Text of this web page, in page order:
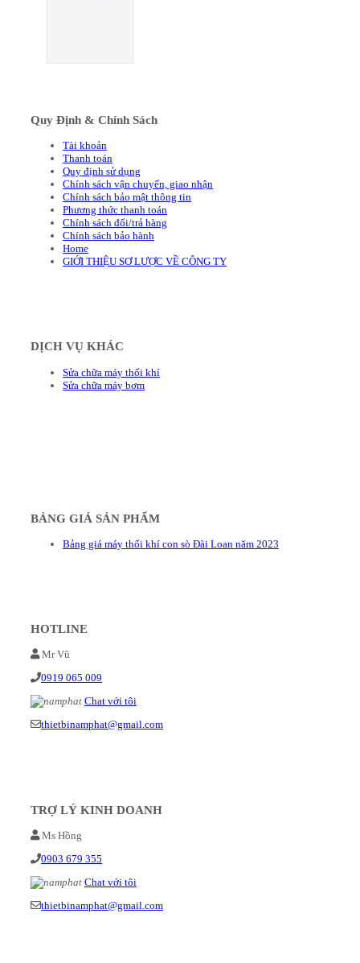
Quy Định & Chính Sách
Tài khoản
Thanh toán
Quy định sử dụng
Chính sách vận chuyển, giao nhận
Chính sách bảo mật thông tin
Phương thức thanh toán
Chính sách đổi/trả hàng
Chính sách bảo hành
Home
GIỚI THIỆU SƠ LƯỢC VỀ CÔNG TY
DỊCH VỤ KHÁC
Sửa chữa máy thổi khí
Sửa chữa máy bơm
BẢNG GIÁ SẢN PHẨM
Bảng giá máy thổi khí con sò Đài Loan năm 2023
HOTLINE
Mr Vũ
0919 065 009
Chat với tôi
thietbinamphat@gmail.com
TRỢ LÝ KINH DOANH
Ms Hồng
0903 679 355
Chat với tôi
thietbinamphat@gmail.com